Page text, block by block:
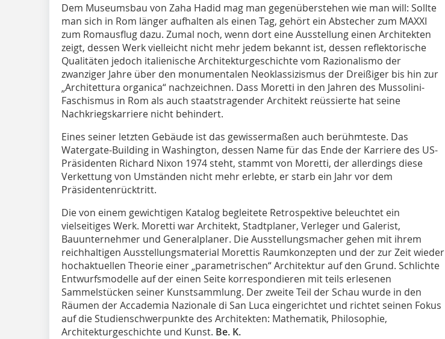
Dem Museumsbau von Zaha Hadid mag man gegenüberstehen wie man will: Sollte
man sich in Rom länger aufhalten als einen Tag, gehört ein Abstecher zum MAXXI
zum Romausflug dazu. Zumal noch, wenn dort eine Ausstellung einen Architekten
zeigt, dessen Werk vielleicht nicht mehr jedem bekannt ist, dessen reflektorische
Qualitäten jedoch italienische Architekturgeschichte vom Razionalismo der
zwanziger Jahre über den monumentalen Neoklassizismus der Dreißiger bis hin zur
„Architettura organica“ nachzeichnen. Dass Moretti in den Jahren des Mussolini-
Faschismus in Rom als auch staatstragender Architekt reüssierte hat seine
Nachkriegskarriere nicht behindert.
Eines seiner letzten Gebäude ist das gewissermaßen auch berühmteste. Das
Watergate-Building in Washington, dessen Name für das Ende der Karriere des US-
Präsidenten Richard Nixon 1974 steht, stammt von Moretti, der allerdings diese
Verkettung von Umständen nicht mehr erlebte, er starb ein Jahr vor dem
Präsidentenrücktritt.
Die von einem gewichtigen Katalog begleitete Retrospektive beleuchtet ein
vielseitiges Werk. Moretti war Architekt, Stadtplaner, Verleger und Galerist,
Bauunternehmer und Generalplaner. Die Ausstellungsmacher gehen mit ihrem
reichhaltigen Ausstellungsmaterial Morettis Raumkonzepten und der zur Zeit wieder
hochaktuellen Theorie einer „parametrischen“ Architektur auf den Grund. Schlichte
Entwurfsmodelle auf der einen Seite korrespondieren mit teils erlesenen
Sammelstücken seiner Kunstsammlung. Der zweite Teil der Schau wurde in den
Räumen der Accademia Nazionale di San Luca eingerichtet und richtet seinen Fokus
auf die Studienschwerpunkte des Architekten: Mathematik, Philosophie,
Architekturgeschichte und Kunst. Be. K.